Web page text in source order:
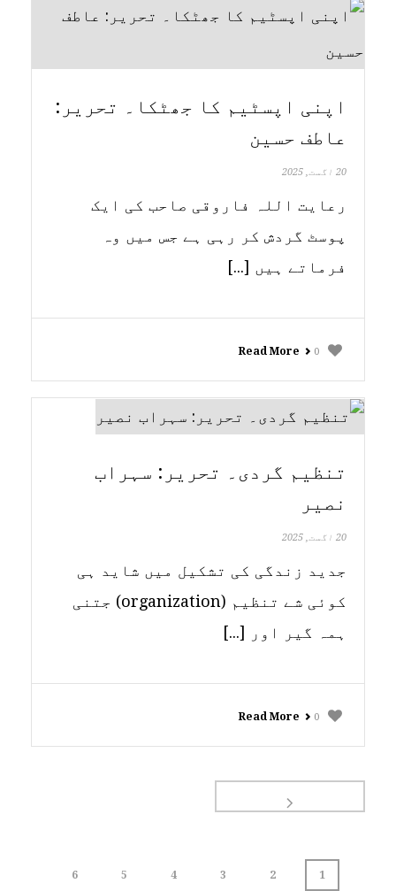
اپنی اپسٹیم کا جھٹکا۔ تحریر:
عاطف حسین
20 اگست, 2025
رعایت اللہ فاروقی صاحب کی ایک
پوسٹ گردش کر رہی ہے جس میں وہ
فرماتے ہیں [...]
Read More 0
تنظیم گردی۔ تحریر: سہراب
نصیر
20 اگست, 2025
جدید زندگی کی تشکیل میں شاید ہی
کوئی شے تنظیم (organization) جتنی
ہمہ گیر اور [...]
Read More 0
1
2
3
4
5
6